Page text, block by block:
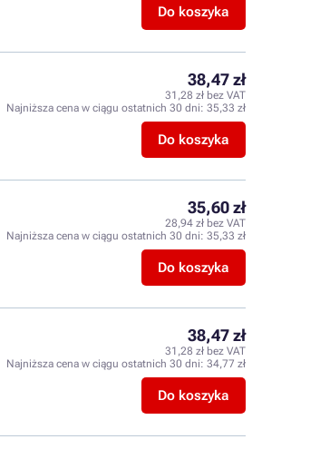
Do koszyka
38,47 zł
31,28 zł bez VAT
Najniższa cena w ciągu ostatnich 30 dni: 35,33 zł
Do koszyka
35,60 zł
28,94 zł bez VAT
Najniższa cena w ciągu ostatnich 30 dni: 35,33 zł
Do koszyka
38,47 zł
31,28 zł bez VAT
Najniższa cena w ciągu ostatnich 30 dni: 34,77 zł
Do koszyka